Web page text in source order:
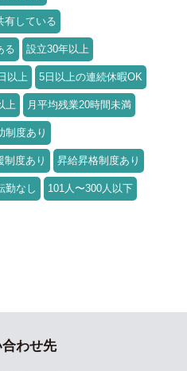
有している
る 設立30年以上
以上 5日以上の連続休暇OK
上 月平均残業20時間未満
制度あり
制度あり 昇給昇格制度あり
勤なし 101人〜300人以下
わせ先